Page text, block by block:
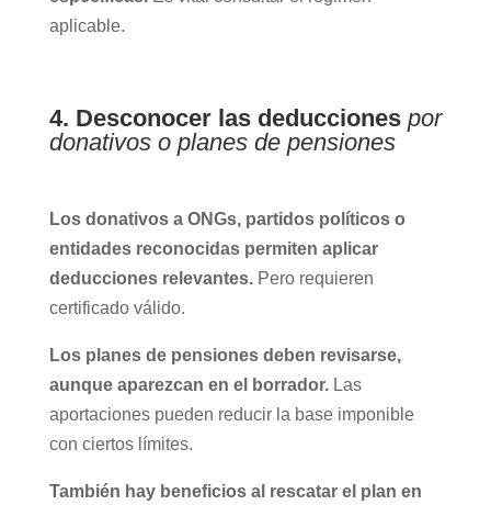
aplicable.
4. Desconocer las deducciones por
donativos o planes de pensiones
Los donativos a ONGs, partidos políticos o
entidades reconocidas permiten aplicar
deducciones relevantes.Pero requieren
certificado válido.
Los planes de pensiones deben revisarse,
aunque aparezcan en el borrador.Las
aportaciones pueden reducir la base imponible
con ciertos límites.
También hay beneficios al rescatar el plan en